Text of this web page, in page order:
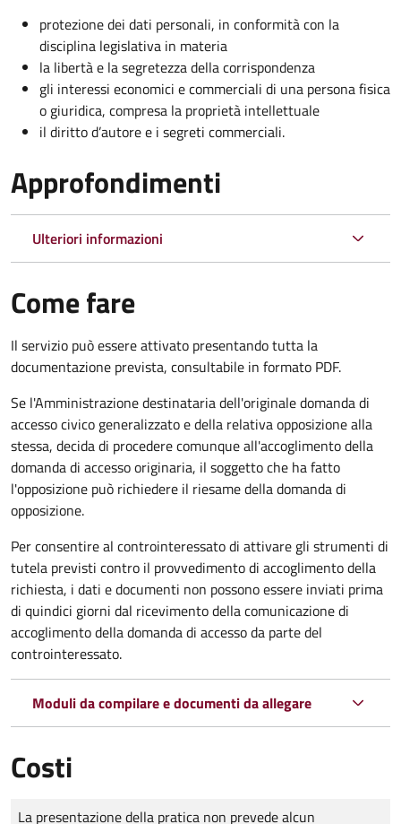
protezione dei dati personali, in conformità con la
disciplina legislativa in materia
la libertà e la segretezza della corrispondenza
gli interessi economici e commerciali di una persona fisica
o giuridica, compresa la proprietà intellettuale
il diritto d’autore e i segreti commerciali.
Approfondimenti
Ulteriori informazioni
Come fare
Il servizio può essere attivato presentando tutta la
documentazione prevista, consultabile in formato PDF.
Se l'Amministrazione destinataria dell'originale domanda di
accesso civico generalizzato e della relativa opposizione alla
stessa, decida di procedere comunque all'accoglimento della
domanda di accesso originaria, il soggetto che ha fatto
l'opposizione può richiedere il riesame della domanda di
opposizione.
Per consentire al controinteressato di attivare gli strumenti di
tutela previsti contro il provvedimento di accoglimento della
richiesta, i dati e documenti non possono essere inviati prima
di quindici giorni dal ricevimento della comunicazione di
accoglimento della domanda di accesso da parte del
controinteressato.
Moduli da compilare e documenti da allegare
Costi
Tipo di pagamento
Importo
La presentazione della pratica non prevede alcun